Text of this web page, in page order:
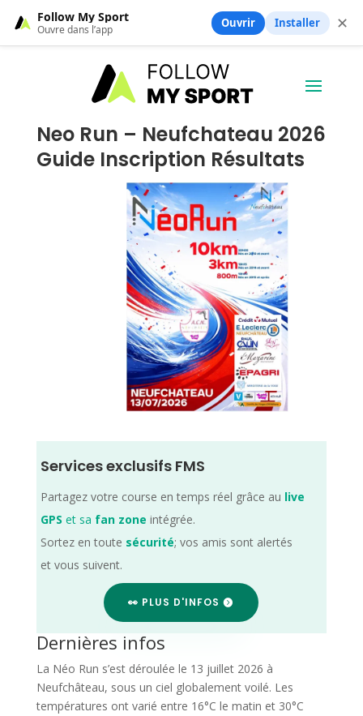
Neo Run – Neufchateau 2026
Guide Inscription Résultats
Services exclusifs FMS
Partagez votre course en temps réel grâce au live
GPS et sa fan zone intégrée.
Sortez en toute sécurité; vos amis sont alertés
et vous suivent.
👀 PLUS D'INFOS
Dernières infos
La Néo Run s’est déroulée le 13 juillet 2026 à
Neufchâteau, sous un ciel globalement voilé. Les
températures ont varié entre 16°C le matin et 30°C
Follow My Sport
Ouvre dans l’app Ouvrir Installer ✕